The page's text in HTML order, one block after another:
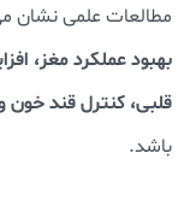
مطالعات علمی نشان
بهبود عملکرد مغز،
قلبی، کنترل قند
باشد.